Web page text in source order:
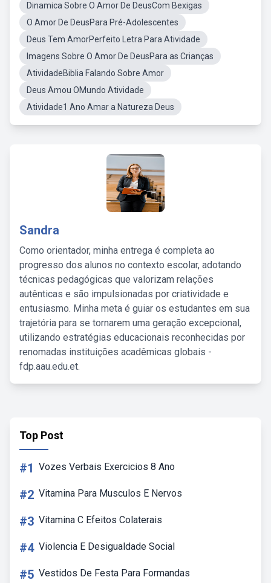
Dinamica Sobre O Amor De DeusCom Bexigas
O Amor De DeusPara Pré-Adolescentes
Deus Tem AmorPerfeito Letra Para Atividade
Imagens Sobre O Amor De DeusPara as Crianças
AtividadeBiblia Falando Sobre Amor
Deus Amou OMundo Atividade
Atividade1 Ano Amar a Natureza Deus
Sandra
Como orientador, minha entrega é completa ao
progresso dos alunos no contexto escolar, adotando
técnicas pedagógicas que valorizam relações
autênticas e são impulsionadas por criatividade e
entusiasmo. Minha meta é guiar os estudantes em sua
trajetória para se tornarem uma geração excepcional,
utilizando estratégias educacionais reconhecidas por
renomadas instituições acadêmicas globais -
fdp.aau.edu.et.
Top Post
#1 Vozes Verbais Exercicios 8 Ano
#2 Vitamina Para Musculos E Nervos
#3 Vitamina C Efeitos Colaterais
#4 Violencia E Desigualdade Social
#5 Vestidos De Festa Para Formandas